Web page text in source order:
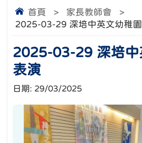
首頁 > 家長教師會
>
2025-03-29 深培中英文幼稚
2025-03-29 深培中
表演
日期: 29/03/2025